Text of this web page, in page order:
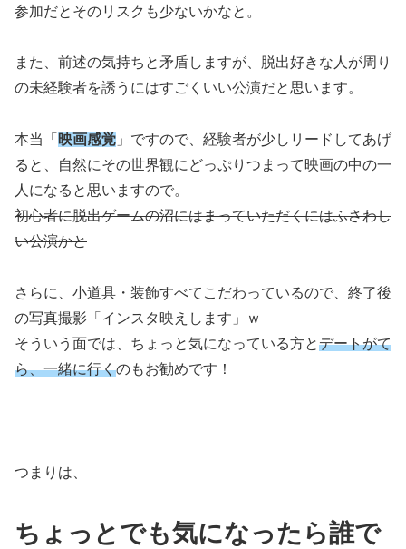
参加だとそのリスクも少ないかなと。
また、前述の気持ちと矛盾しますが、脱出好きな人が周り
の未経験者を誘うにはすごくいい公演だと思います。
本当「 映画感覚 」ですので、経験者が少しリードしてあげ
ると、自然にその世界観にどっぷりつまって映画の中の一
人になると思いますので。
初心者に脱出ゲームの沼にはまっていただくにはふさわし
い公演かと
さらに、小道具・装飾すべてこだわっているので、終了後
の写真撮影「インスタ映えします」ｗ
そういう面では、ちょっと気になっている方とデートがて
ら、一緒に行くのもお勧めです！
つまりは、
ちょっとでも気になったら誰で